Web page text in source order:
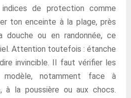
indices de protection comme
ton enceinte à la plage, près
douche ou en randonnée, ce
Attention toutefois : étanche
invincible. Il faut vérifier les
notamment face à
à la poussière ou aux chocs.